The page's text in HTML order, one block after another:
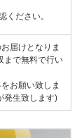
ください。
届けとなりま
まで無料で行い
お願い致しま
発生致します)